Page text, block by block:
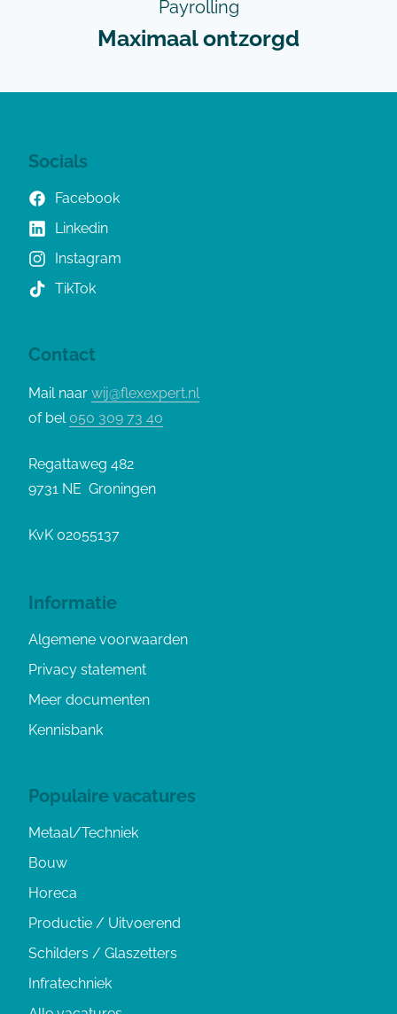
Payrolling
Maximaal ontzorgd
Socials
Facebook
Linkedin
Instagram
TikTok
Contact
Mail naar wij@flexexpert.nl
of bel 050 309 73 40
Regattaweg 482
9731 NE Groningen
KvK 02055137
Informatie
Algemene voorwaarden
Privacy statement
Meer documenten
Kennisbank
Populaire vacatures
Metaal/Techniek
Bouw
Horeca
Productie / Uitvoerend
Schilders / Glaszetters
Infratechniek